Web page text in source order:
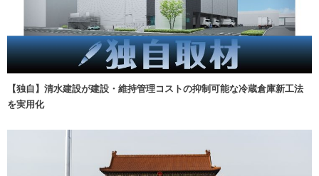
【独自】清水建設が建設・維持管理コストの抑制可能な冷蔵倉庫新工法
を実用化